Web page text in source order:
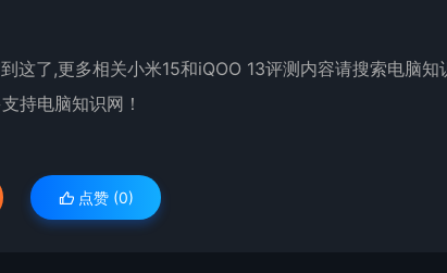
这了,更多相关小米15和iQOO 13评测内容请搜索电脑知
持电脑知识网！
点赞 (0)